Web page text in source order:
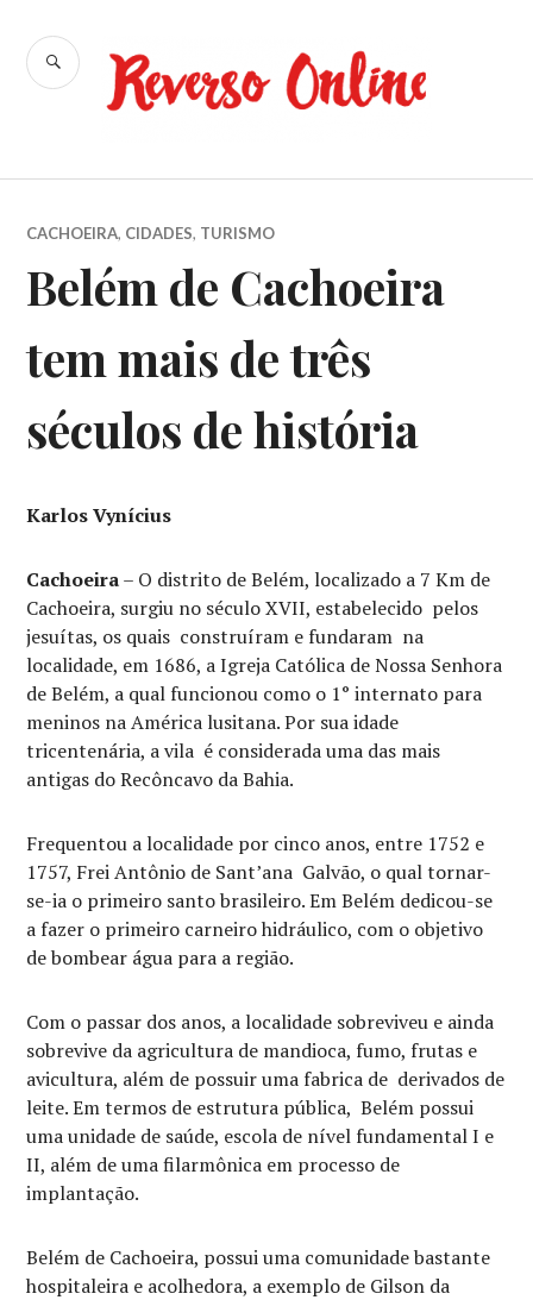
para
conteúdo
Reverso
BUSCA
CACHOEIRA, CIDADES, TURISMO
Belém de Cachoeira
tem mais de três
séculos de história
Karlos Vynícius
Cachoeira– O distrito de Belém, localizado a 7 Km de
Cachoeira, surgiu no século XVII, estabelecido pelos
jesuítas, os quais construíram e fundaram na
localidade, em 1686, a Igreja Católica de Nossa Senhora
de Belém, a qual funcionou como o 1° internato para
meninos na América lusitana. Por sua idade
tricentenária, a vila é considerada uma das mais
antigas do Recôncavo da Bahia.
Frequentou a localidade por cinco anos, entre 1752 e
1757, Frei Antônio de Sant’ana Galvão, o qual tornar-
se-ia o primeiro santo brasileiro. Em Belém dedicou-se
a fazer o primeiro carneiro hidráulico, com o objetivo
de bombear água para a região.
Com o passar dos anos, a localidade sobreviveu e ainda
sobrevive da agricultura de mandioca, fumo, frutas e
avicultura, além de possuir uma fabrica de derivados de
leite. Em termos de estrutura pública, Belém possui
uma unidade de saúde, escola de nível fundamental I e
II, além de uma filarmônica em processo de
implantação.
Belém de Cachoeira, possui uma comunidade bastante
hospitaleira e acolhedora, a exemplo de Gilson da